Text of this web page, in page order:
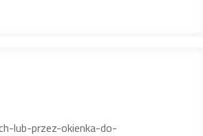
lub-przez-okienka-do-